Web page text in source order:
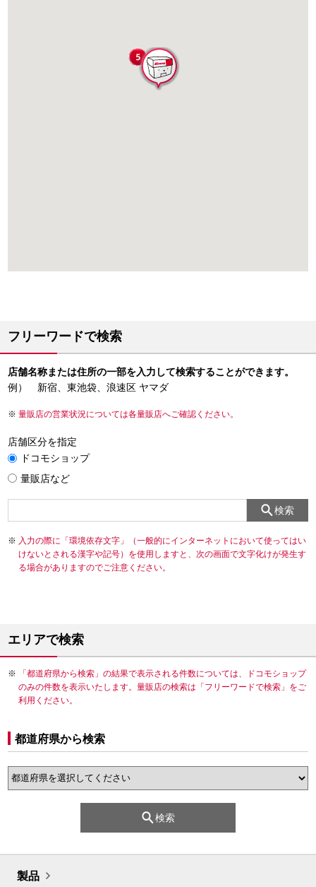
フリーワードで検索
店舗名称または住所の一部を入力して検索することができます。
例） 新宿、東池袋、浪速区 ヤマダ
量販店の営業状況については各量販店へご確認ください。
店舗区分を指定
ドコモショップ
量販店など
検索
入力の際に「環境依存文字」（一般的にインターネットにおいて使ってはい
けないとされる漢字や記号）を使用しますと、次の画面で文字化けが発生す
る場合がありますのでご注意ください。
エリアで検索
「都道府県から検索」の結果で表示される件数については、ドコモショップ
のみの件数を表示いたします。量販店の検索は「フリーワードで検索」をご
利用ください。
都道府県から検索
検索
製品